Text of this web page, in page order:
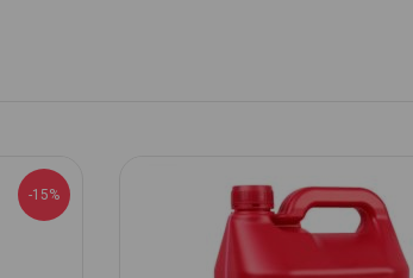
-15%